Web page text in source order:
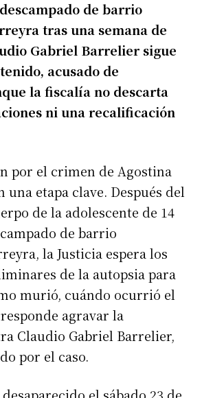
de barrio
tras una semana de
Gabriel Barrelier sigue
acusado de
la fiscalía no descarta
ni una recalificación
por el crimen de Agostina
una etapa clave. Después del
de la adolescente de 14
de barrio
la Justicia espera los
de la autopsia para
murió, cuándo ocurrió el
agravar la
Claudio Gabriel Barrelier,
por el caso.